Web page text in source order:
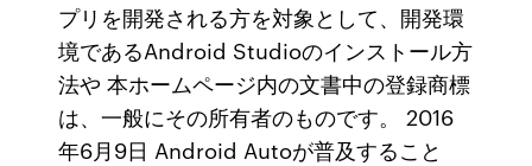
プリを開発される方を対象として、開発環
境であるAndroid Studioのインストール方
法や 本ホームページ内の文書中の登録商標
は、一般にその所有者のものです。 2016
年6月9日 Android Autoが普及すること